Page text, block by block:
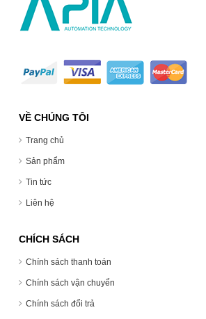
VỀ CHÚNG TÔI
Trang chủ
Sản phẩm
Tin tức
Liên hệ
CHÍCH SÁCH
Chính sách thanh toán
Chính sách vận chuyển
Chính sách đổi trả